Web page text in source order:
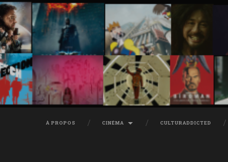
À PROPOS CINÉMA CULTURADDICTED